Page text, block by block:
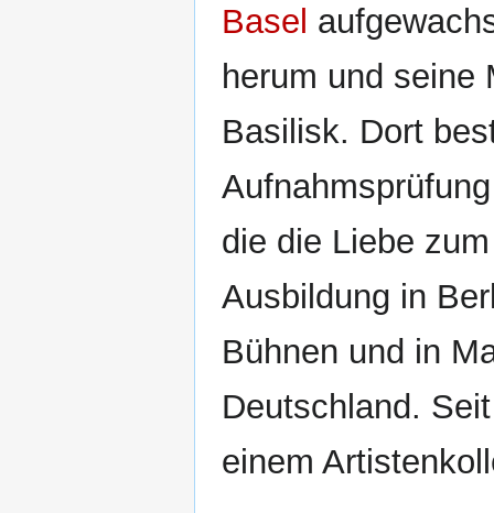
Basel
herum und seine
Basilisk. Dort
die die Liebe
Ausbildung in
Bühnen und in
Deutschland.
einem